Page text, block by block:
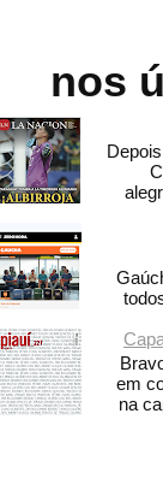
nos
em
na